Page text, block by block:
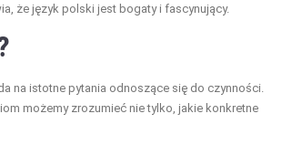
że język polski jest bogaty i fascynujący.
na istotne pytania odnoszące się do czynności.
możemy zrozumieć nie tylko, jakie konkretne